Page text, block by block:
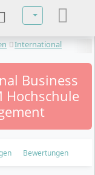
Sprache
International
Business
Hochschule
Bewertungen